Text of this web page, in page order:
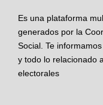
Es una plataforma
generados por la
Social. Te
y todo lo relacionado
electorales